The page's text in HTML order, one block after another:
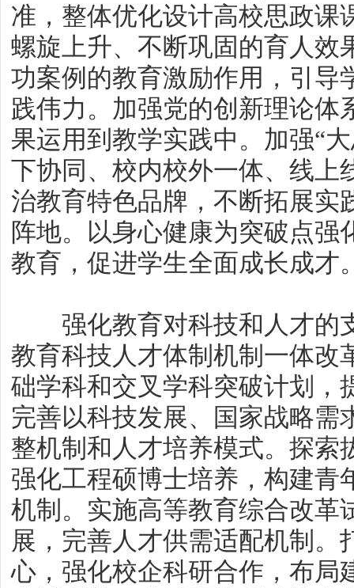
准，整体优化设计高校思政课
螺旋上升、不断巩固的育人效
功案例的教育激励作用，引导
践伟力。加强党的创新理论体
果运用到教学实践中。加强“
下协同、校内校外一体、线上
治教育特色品牌，不断拓展实
阵地。以身心健康为突破点强
教育，促进学生全面成长成才
强化教育对科技和人才的
教育科技人才体制机制一体改
础学科和交叉学科突破计划，
完善以科技发展、国家战略需
整机制和人才培养模式。探索
强化工程硕博士培养，构建青
机制。实施高等教育综合改革
展，完善人才供需适配机制。
心，强化校企科研合作，布局